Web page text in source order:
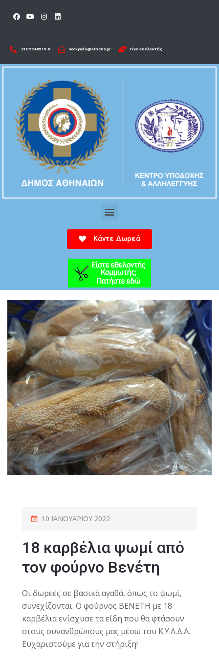
210 5246515-6​ seckyada@athens.gr Γίνε εθελοντής
Κάντε Δωρεά
10 ΙΑΝΟΥΑΡΊΟΥ 2022
18 καρβέλια ψωμί από
τον φούρνο Βενέτη
Οι δωρεές σε βασικά αγαθά, όπως το ψωμί,
συνεχίζονται. Ο φούρνος ΒΕΝΕΤΗ με 18
καρβέλια ενίσχυσε τα είδη που θα φτάσουν
στους συνανθρώπους μας μέσω του Κ.Υ.Α.Δ.Α.
Ευχαριστούμε για την στήριξη!